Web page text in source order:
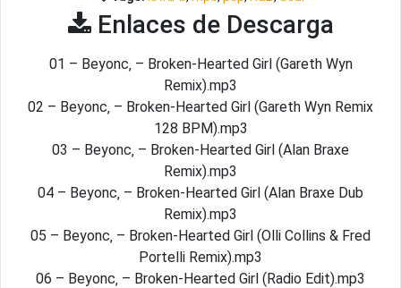
Enlaces de Descarga
01 – Beyonc‚ – Broken-Hearted Girl (Gareth Wyn
Remix).mp3
02 – Beyonc‚ – Broken-Hearted Girl (Gareth Wyn Remix
128 BPM).mp3
03 – Beyonc‚ – Broken-Hearted Girl (Alan Braxe
Remix).mp3
04 – Beyonc‚ – Broken-Hearted Girl (Alan Braxe Dub
Remix).mp3
05 – Beyonc‚ – Broken-Hearted Girl (Olli Collins & Fred
Portelli Remix).mp3
06 – Beyonc‚ – Broken-Hearted Girl (Radio Edit).mp3